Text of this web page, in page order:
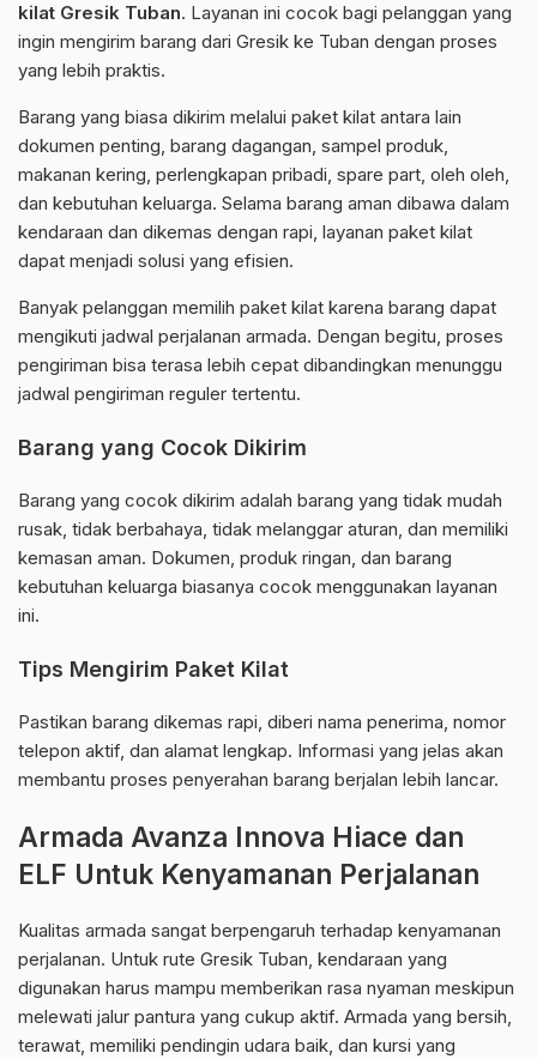
kilat Gresik Tuban. Layanan ini cocok bagi pelanggan yang
ingin mengirim barang dari Gresik ke Tuban dengan proses
yang lebih praktis.
Barang yang biasa dikirim melalui paket kilat antara lain
dokumen penting, barang dagangan, sampel produk,
makanan kering, perlengkapan pribadi, spare part, oleh oleh,
dan kebutuhan keluarga. Selama barang aman dibawa dalam
kendaraan dan dikemas dengan rapi, layanan paket kilat
dapat menjadi solusi yang efisien.
Banyak pelanggan memilih paket kilat karena barang dapat
mengikuti jadwal perjalanan armada. Dengan begitu, proses
pengiriman bisa terasa lebih cepat dibandingkan menunggu
jadwal pengiriman reguler tertentu.
Barang yang Cocok Dikirim
Barang yang cocok dikirim adalah barang yang tidak mudah
rusak, tidak berbahaya, tidak melanggar aturan, dan memiliki
kemasan aman. Dokumen, produk ringan, dan barang
kebutuhan keluarga biasanya cocok menggunakan layanan
ini.
Tips Mengirim Paket Kilat
Pastikan barang dikemas rapi, diberi nama penerima, nomor
telepon aktif, dan alamat lengkap. Informasi yang jelas akan
membantu proses penyerahan barang berjalan lebih lancar.
Armada Avanza Innova Hiace dan
ELF Untuk Kenyamanan Perjalanan
Kualitas armada sangat berpengaruh terhadap kenyamanan
perjalanan. Untuk rute Gresik Tuban, kendaraan yang
digunakan harus mampu memberikan rasa nyaman meskipun
melewati jalur pantura yang cukup aktif. Armada yang bersih,
terawat, memiliki pendingin udara baik, dan kursi yang